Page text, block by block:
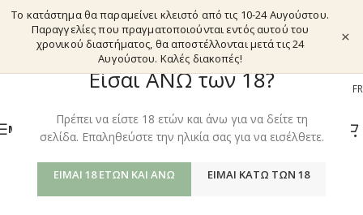
Είσαι ΑΝΩ των 18?
Πρέπει να είστε 18 ετών και άνω για να δείτε τη
σελίδα. Επαληθεύστε την ηλικία σας για να εισέλθετε.
ΕΊΜΑΙ 18 ΕΤΏΝ ΚΑΙ ΆΝΩ ΕΊΜΑΙ ΚΆΤΩ ΤΩΝ 18
Το κατάστημα θα παραμείνει κλειστό από τις 10-24 Αυγούστου.
Παραγγελίες που πραγματοποιούνται εντός αυτού του
χρονικού διαστήματος, θα αποστέλλονται μετά τις 24
Αυγούστου. Καλές διακοπές!
×
EL FR
ΜΕΝΟΎ